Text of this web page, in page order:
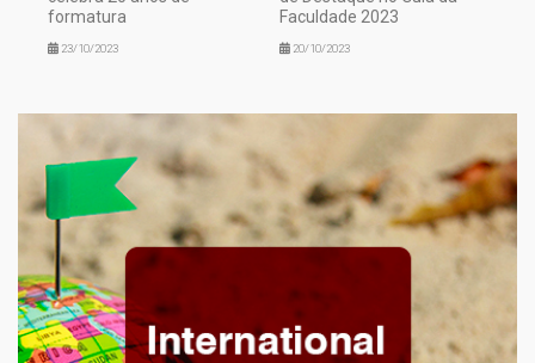
formatura
23/10/2023
Faculdade 2023
20/10/2023